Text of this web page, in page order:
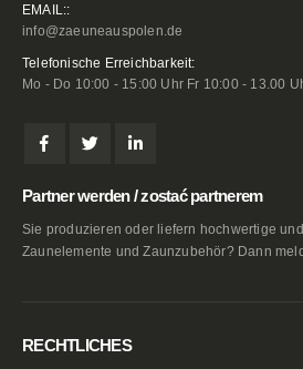
EMAIL::
info@zaeuneauspolen.de
Telefonische Erreichbarkeit:
Mo - Do 10:00 - 15:00 Uhr Fr 10:00 - 13.00
Partner werden / zostać partnerem
Sie produzieren oder liefern hochwertige
Zaunelemente und Zaunzubehör? Dann
RECHTLICHES